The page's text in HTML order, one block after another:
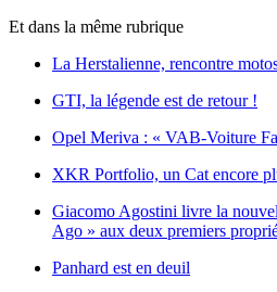
Et dans la même rubrique
La Herstalienne, rencontre
GTI, la légende est de retour !
Opel Meriva : « VAB-Voiture
XKR Portfolio, un Cat encore
Giacomo Agostini livre la
Ago » aux deux premiers
Panhard est en deuil